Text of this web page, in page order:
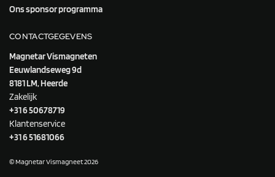
Ons sponsor programma
CONTACTGEGEVENS
Magnetar Vismagneten
Eeuwlandseweg 9d
8181 LM, Heerde
Zakelijk
+31 6 50678719
Klantenservice
+31 6 51681066
© Magnetar Vismagneet 2026